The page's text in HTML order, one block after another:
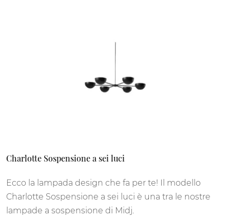
Charlotte Sospensione a sei luci
Ecco la lampada design che fa per te! Il modello
Charlotte Sospensione a sei luci è una tra le nostre
lampade a sospensione di Midj.